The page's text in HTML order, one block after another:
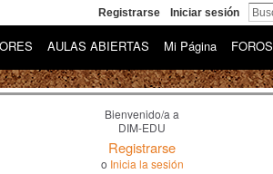
Registrarse Iniciar sesión
AULAS ABIERTAS Mi Página FOROS
Bienvenido/a a
DIM-EDU
Registrarse
o Inicia la sesión